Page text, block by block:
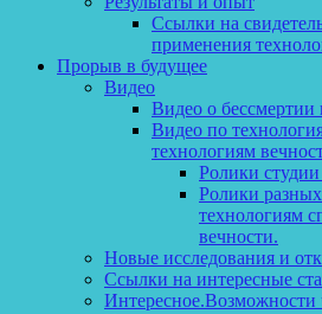
Ссылки на
применения
Прорыв в будущее
Видео
Видео о
Видео по
технологиям
Ролики
Ролики
технологиям
вечности.
Новые исследования и
Ссылки на интересные
Интересное.Возможности